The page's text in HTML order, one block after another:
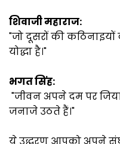
शिवाजी महाराज:
"जो दूसरों की
योद्धा है।"
भगत सिंह:
"जीवन अपने दम पर
जनाजे उठते हैं।"